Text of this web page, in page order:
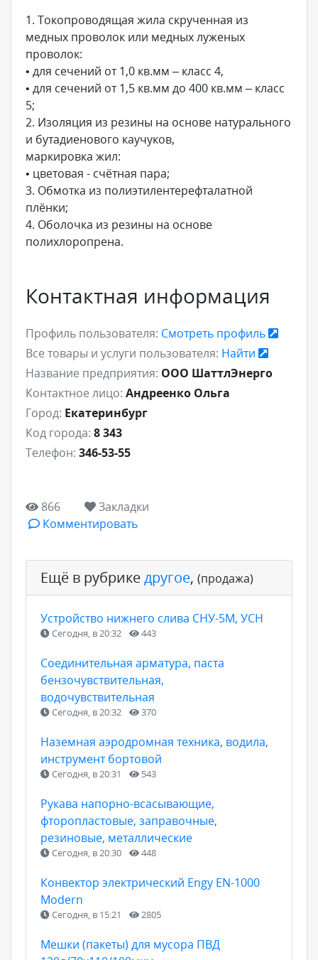
1. Токопроводящая жила скрученная из
медных проволок или медных луженых
проволок:
• для сечений от 1,0 кв.мм – класс 4,
• для сечений от 1,5 кв.мм до 400 кв.мм – класс
5;
2. Изоляция из резины на основе натурального
и бутадиенового каучуков,
маркировка жил:
• цветовая - счётная пара;
3. Обмотка из полиэтилентерефталатной
плёнки;
4. Оболочка из резины на основе
полихлоропрена.
Контактная информация
Профиль пользователя: Смотреть профиль
Все товары и услуги пользователя: Найти
Название предприятия: ООО ШаттлЭнерго
Контактное лицо: Андреенко Ольга
Город: Екатеринбург
Код города: 8 343
Телефон: 346-53-55
866
Закладки
Комментировать
Ещё в рубрикедругое, (продажа)
Устройство нижнего слива СНУ-5М, УСН
Сегодня, в 20:32 443
Соединительная арматура, паста
бензочувствительная,
водочувствительная
Сегодня, в 20:32 370
Наземная аэродромная техника, водила,
инструмент бортовой
Сегодня, в 20:31 543
Рукава напорно-всасывающие,
фторопластовые, заправочные,
резиновые, металлические
Сегодня, в 20:30 448
Конвектор электрический Engy EN-1000
Modern
Сегодня, в 15:21 2805
Мешки (пакеты) для мусора ПВД